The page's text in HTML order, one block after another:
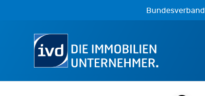
Bundesverband